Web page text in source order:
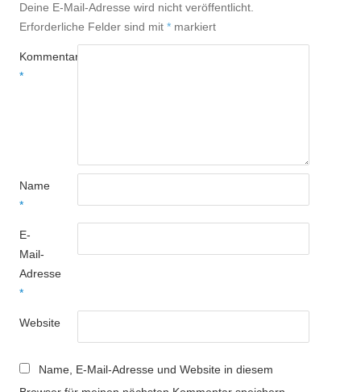
Deine E-Mail-Adresse wird nicht veröffentlicht.
Erforderliche Felder sind mit * markiert
Kommentar
*
Name
*
E-
Mail-
Adresse
*
Website
Name, E-Mail-Adresse und Website in diesem